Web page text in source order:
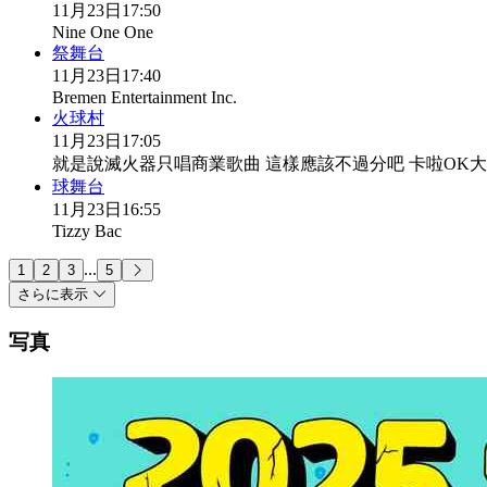
11月23日 17:50
Nine One One
祭舞台
11月23日 17:40
Bremen Entertainment Inc.
火球村
11月23日 17:05
就是說滅火器只唱商業歌曲 這樣應該不過分吧 卡啦OK
球舞台
11月23日 16:55
Tizzy Bac
1 2 3 ... 5
さらに表示
写真